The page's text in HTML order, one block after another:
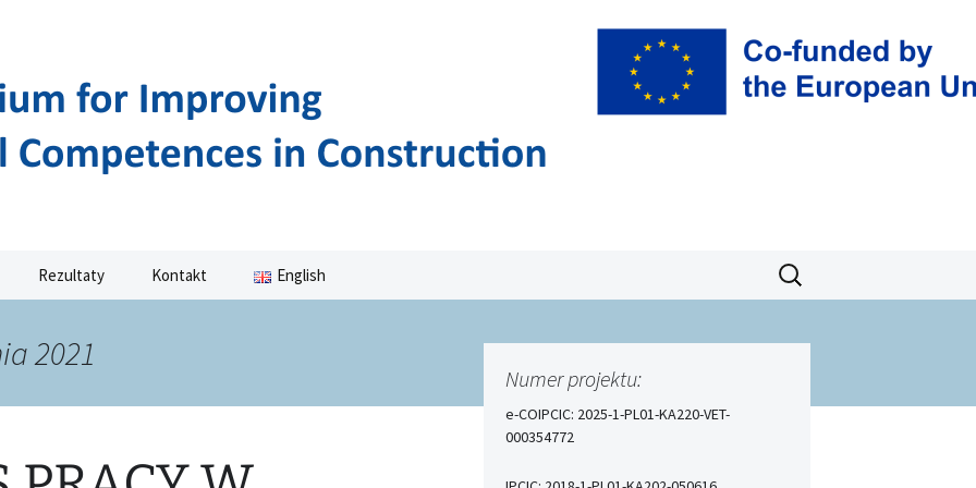
PROJECT
Rezultaty
Curriculum
Kontakt English
Szukaj:
2021
Numer projektu:
e-COIPCIC: 2025-1-PL01-KA220-VET-
000354772